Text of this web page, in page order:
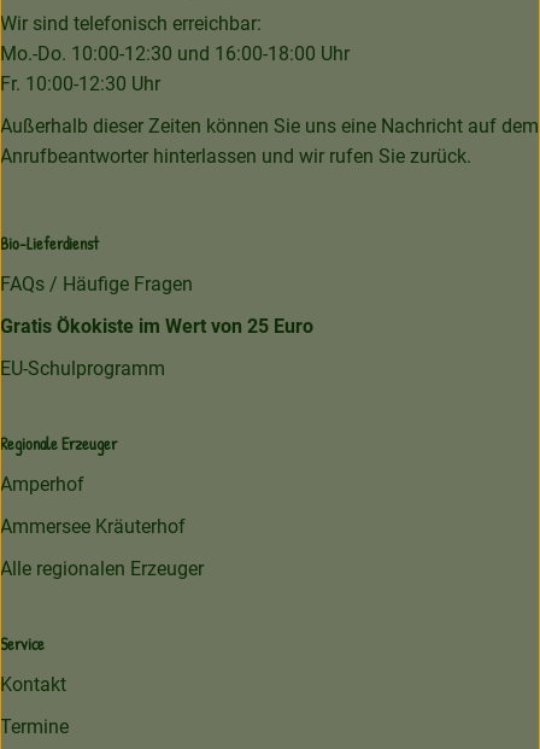
Wir sind telefonisch erreichbar:
Mo.-Do. 10:00-12:30 und 16:00-18:00 Uhr
Fr. 10:00-12:30 Uhr
Außerhalb dieser Zeiten können Sie uns eine Nachricht auf dem
Anrufbeantworter hinterlassen und wir rufen Sie zurück.
Bio-Lieferdienst
FAQs / Häufige Fragen
Gratis Ökokiste im Wert von 25 Euro
EU-Schulprogramm
Regionale Erzeuger
Amperhof
Ammersee Kräuterhof
Alle regionalen Erzeuger
Service
Kontakt
Termine